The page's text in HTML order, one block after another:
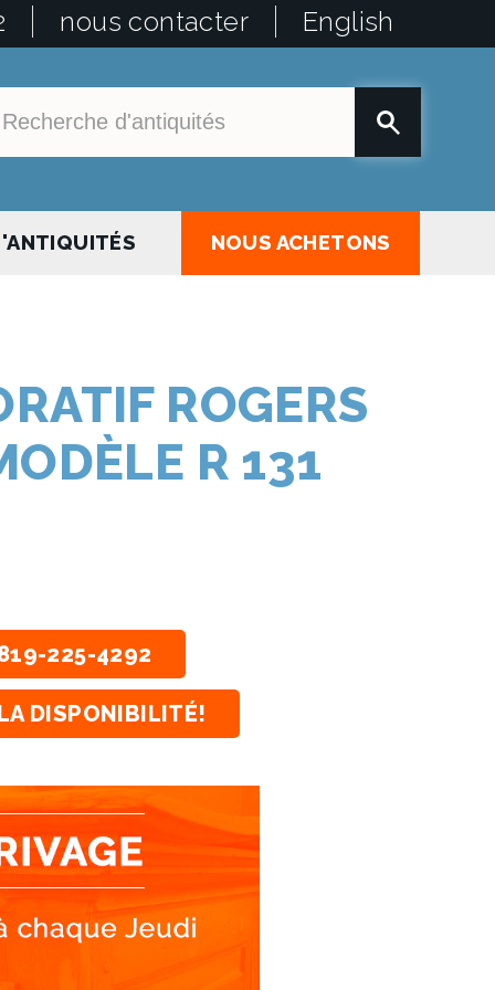
nous contacter English
NOUS ACHETONS
ROGERS
R 131
225-4292
DISPONIBILITÉ!